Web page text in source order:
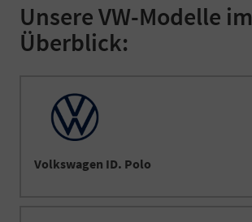
Unsere VW-Modelle im
Überblick:
Volkswagen ID. Polo